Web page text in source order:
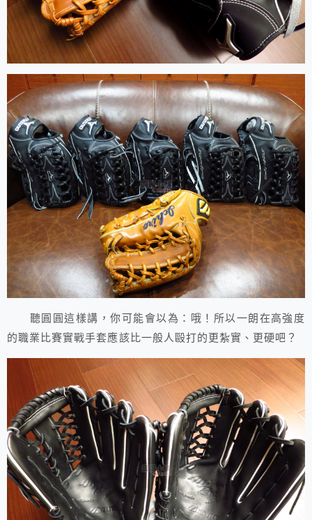
聽圓圓這樣講，你可能會以為：哦！所以一朗在高強度
的職業比賽實戰手套應該比一般人毆打的更紮實、更硬吧？